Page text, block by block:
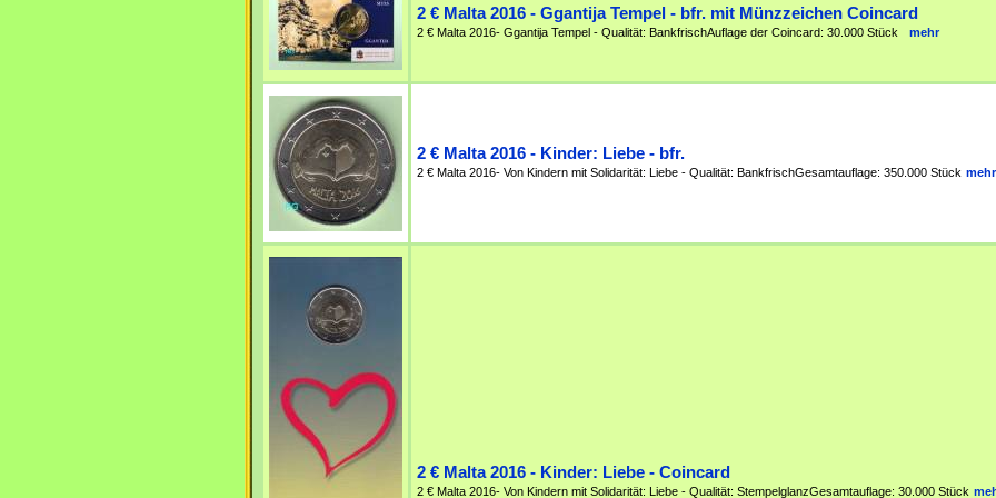
2 € Malta 2016 - Ggantija Tempel - bfr. mit Münzzeichen Coincard
2 € Malta 2016- Ggantija Tempel - Qualität: BankfrischAuflage der Coincard: 30.000 Stück mehr
2 € Malta 2016 - Kinder: Liebe - bfr.
2 € Malta 2016- Von Kindern mit Solidarität: Liebe - Qualität: BankfrischGesamtauflage: 350.000 Stück mehr
2 € Malta 2016 - Kinder: Liebe - Coincard
2 € Malta 2016- Von Kindern mit Solidarität: Liebe - Qualität: StempelglanzGesamtauflage: 30.000 Stück